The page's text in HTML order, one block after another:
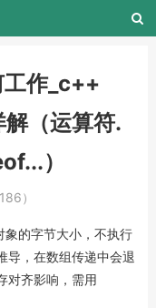
作_c++
（运算符.
）
）
的字节大小，不执行
导，在数组传递中会退
对齐影响，需用